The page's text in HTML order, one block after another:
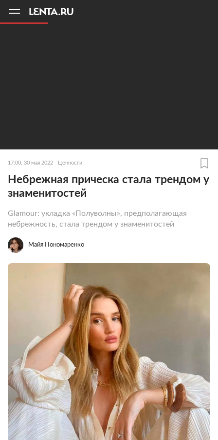
17:00, 30 мая 2022 Ценности
Небрежная прическа стала трендом у
знаменитостей
Glamour: укладка «Полуволны», предполагающая
небрежность, стала трендом у знаменитостей
Майя Пономаренко